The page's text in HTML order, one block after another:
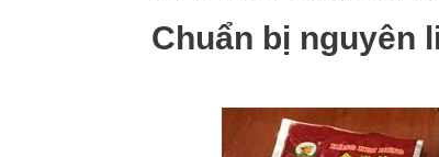
Chuẩn bị nguyên